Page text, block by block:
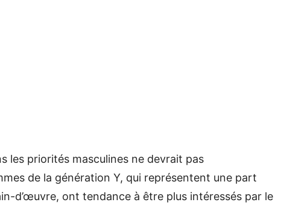
les priorités masculines ne devrait pas
de la génération Y, qui représentent une part
d’œuvre, ont tendance à être plus intéressés par le